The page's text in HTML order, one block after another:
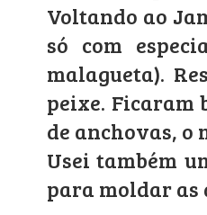
Voltando ao
só com
malagueta).
peixe. Ficaram
de anchovas, o
Usei também
para moldar as